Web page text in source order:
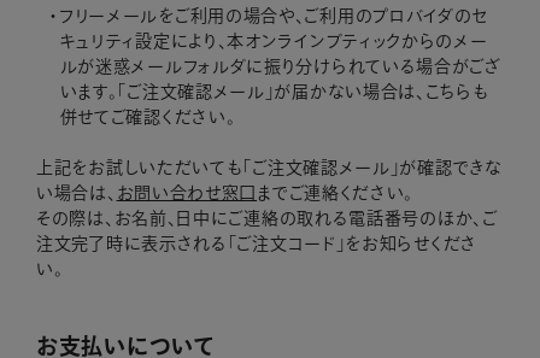
フリーメールをご利用の場合や、ご利用のプロバイダのセ
キュリティ設定により、本オンラインブティックからのメー
ルが迷惑メールフォルダに振り分けられている場合がござ
います。「ご注文確認メール」が届かない場合は、こちらも
併せてご確認ください。
上記をお試しいただいても「ご注文確認メール」が確認できな
い場合は、 お問い合わせ窓口 までご連絡ください。
その際は、お名前、日中にご連絡の取れる電話番号のほか、ご
注文完了時に表示される「ご注文コード」をお知らせくださ
い。
お支払いについて